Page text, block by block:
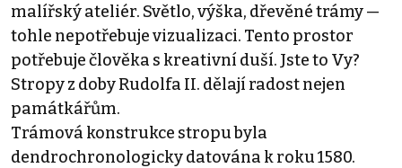
malířský ateliér. Světlo, výška, dřevěné trámy —
tohle nepotřebuje vizualizaci. Tento prostor
potřebuje člověka s kreativní duší. Jste to Vy?
Stropy z doby Rudolfa II. dělají radost nejen
památkářům.
Trámová konstrukce stropu byla
dendrochronologicky datována k roku 1580.